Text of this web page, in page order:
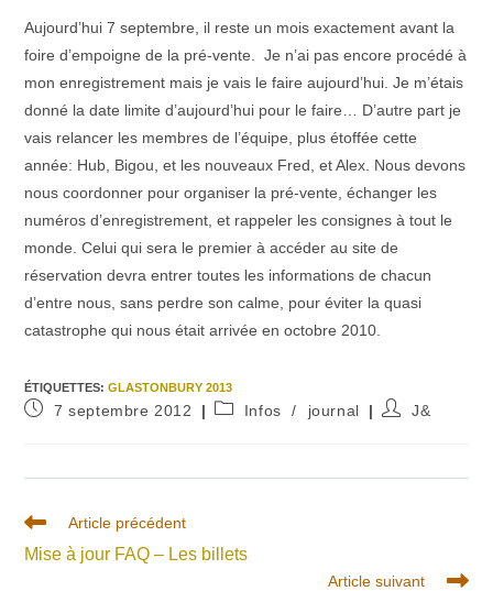
Aujourd’hui 7 septembre, il reste un mois exactement avant la
foire d’empoigne de la pré-vente. Je n’ai pas encore procédé à
mon enregistrement mais je vais le faire aujourd’hui. Je m’étais
donné la date limite d’aujourd’hui pour le faire… D’autre part je
vais relancer les membres de l’équipe, plus étoffée cette
année: Hub, Bigou, et les nouveaux Fred, et Alex. Nous devons
nous coordonner pour organiser la pré-vente, échanger les
numéros d’enregistrement, et rappeler les consignes à tout le
monde. Celui qui sera le premier à accéder au site de
réservation devra entrer toutes les informations de chacun
d’entre nous, sans perdre son calme, pour éviter la quasi
catastrophe qui nous était arrivée en octobre 2010.
ÉTIQUETTES:GLASTONBURY 2013
Publication
7 septembre 2012
PostInfos / journal
Auteur/autrice
J&
Read
articles
Article précédent
Mise à jour FAQ – Les billets
Article suivant